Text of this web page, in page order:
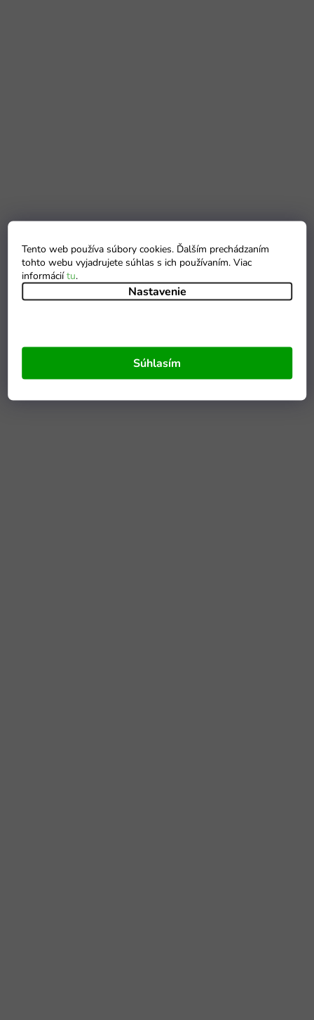
Tento web používa súbory cookies. Ďalším prechádzaním
tohto webu vyjadrujete súhlas s ich používaním. Viac
informáciítu.
Nastavenie
Súhlasím